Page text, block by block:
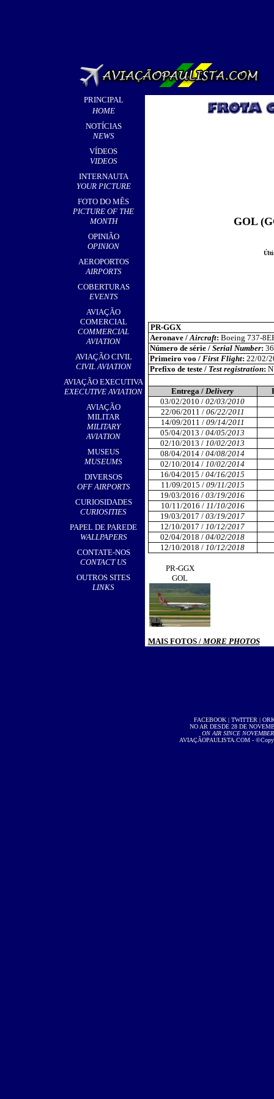
PRINCIPAL
HOME
NOTÍCIAS
NEWS
VÍDEOS
VIDEOS
INTERNAUTA
YOUR PICTURE
FOTO DO MÊS
PICTURE OF THE
MONTH
OPINIÃO
OPINION
AEROPORTOS
AIRPORTS
,
COBERTURAS
EVENTS
AVIAÇÃO
COMERCIAL
COMMERCIAL
AVIATION
AVIAÇÃO CIVIL
CIVIL AVIATION
AVIAÇÃO EXECUTIVA
EXECUTIVE AVIATION
AVIAÇÃO
MILITAR
MILITARY
AVIATION
MUSEUS
MUSEUMS
DIVERSOS
OFF AIRPORTS
CURIOSIDADES
CURIOSITIES
PAPEL DE PAREDE
WALLPAPERS
CONTATE-NOS
CONTACT US
OUTROS SITES
LINKS
GOL
PR-GGX
Aeronave /Aircraft: Boeing 737-
Número de série / Serial Number:
Primeiro voo / First Flight: 22/02/
Prefixo de teste /Test registration:
Entrega / Delivery
03/02/2010 / 02/03/2010
22/06/2011 / 06/22/2011
14/09/2011 / 09/14/2011
05/04/2013 / 04/05/2013
02/10/2013 / 10/02/2013
08/04/2014 / 04/08/2014
02/10/2014 / 10/02/2014
16/04/2015 / 04/16/2015
11/09/2015 / 09/11/2015
19/03/2016 / 03/19/2016
10/11/2016 / 11/10/2016
19/03/2017 / 03/19/2017
12/10/2017 / 10/12/2017
02/04/2018 / 04/02/2018
12/10/2018 / 10/12/2018
PR-GGX
GOL
MAIS FOTOS / MORE PHOTOS
FACEBOOK| TWITTER |
NO AR DESDE 28 DE
ON AIR SINCE
AVIAÇÃOPAULISTA.COM -